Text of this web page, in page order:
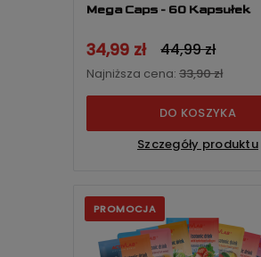
Mega Caps - 60 Kapsułek
34,99 zł 44,99 zł
Najniższa cena: 33,90 zł
DO KOSZYKA
Szczegóły produktu
PROMOCJA